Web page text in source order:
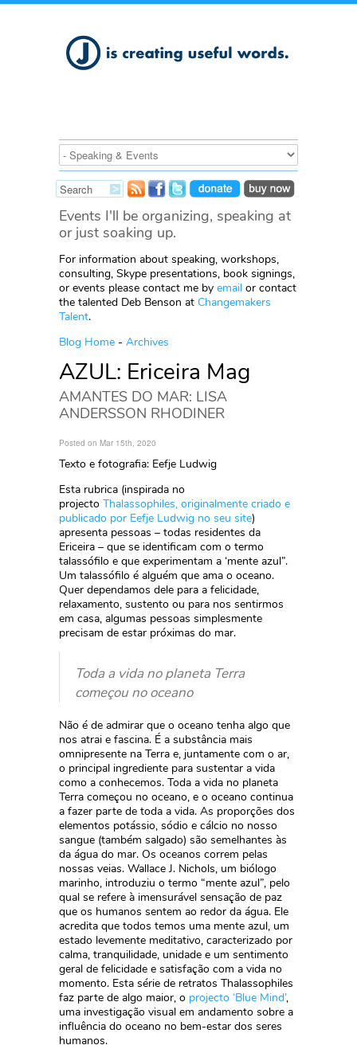
Events I'll be organizing, speaking at
or just soaking up.
For information about speaking, workshops,
consulting, Skype presentations, book signings,
or events please contact me by email or contact
the talented Deb Benson at Changemakers
Talent.
Blog Home - Archives
AZUL: Ericeira Mag
AMANTES DO MAR: LISA
ANDERSSON RHODINER
Posted on Mar 15th, 2020
Texto e fotografia: Eefje Ludwig
Esta rubrica (inspirada no
projecto Thalassophiles, originalmente criado e
publicado por Eefje Ludwig no seu site)
apresenta pessoas – todas residentes da
Ericeira – que se identificam com o termo
talassófilo e que experimentam a ‘mente azul”.
Um talassófilo é alguém que ama o oceano.
Quer dependamos dele para a felicidade,
relaxamento, sustento ou para nos sentirmos
em casa, algumas pessoas simplesmente
precisam de estar próximas do mar.
Toda a vida no planeta Terra
começou no oceano
Não é de admirar que o oceano tenha algo que
nos atrai e fascina. É a substância mais
omnipresente na Terra e, juntamente com o ar,
o principal ingrediente para sustentar a vida
como a conhecemos. Toda a vida no planeta
Terra começou no oceano, e o oceano continua
a fazer parte de toda a vida. As proporções dos
elementos potássio, sódio e cálcio no nosso
sangue (também salgado) são semelhantes às
da água do mar. Os oceanos correm pelas
nossas veias. Wallace J. Nichols, um biólogo
marinho, introduziu o termo “mente azul”, pelo
qual se refere à imensurável sensação de paz
que os humanos sentem ao redor da água. Ele
acredita que todos temos uma mente azul, um
estado levemente meditativo, caracterizado por
calma, tranquilidade, unidade e um sentimento
geral de felicidade e satisfação com a vida no
momento. Esta série de retratos Thalassophiles
faz parte de algo maior, o projecto ‘Blue Mind’,
uma investigação visual em andamento sobre a
influência do oceano no bem-estar dos seres
humanos.